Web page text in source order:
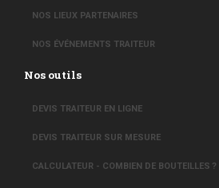
NOS LIEUX PARTENAIRES
NOS ÉVÉNEMENTS TRAITEUR
Nos outils
DEVIS TRAITEUR EN LIGNE
DEVIS TRAITEUR SUR MESURE
CALCULATEUR - COMBIEN DE BOUTEILLES ?